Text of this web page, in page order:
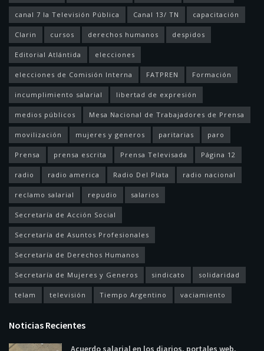
canal 7 la Televisión Pública Canal 13/ TN capacitación
Clarin cursos derechos humanos despidos
Editorial Atlántida elecciones
elecciones de Comisión Interna FATPREN Formación
incumplimiento salarial libertad de expresión
medios públicos Mesa Nacional de Trabajadores de Prensa
movilización mujeres y generos paritarias paro
Prensa prensa escrita Prensa Televisada Página 12
radio radio america Radio Del Plata radio nacional
reclamo salarial repudio salarios
Secretaría de Acción Social
Secretaría de Asuntos Profesionales
Secretaría de Derechos Humanos
Secretaría de Mujeres y Generos sindicato solidaridad
telam televisión Tiempo Argentino vaciamiento
Noticias Recientes
Acuerdo salarial en los diarios, portales web,